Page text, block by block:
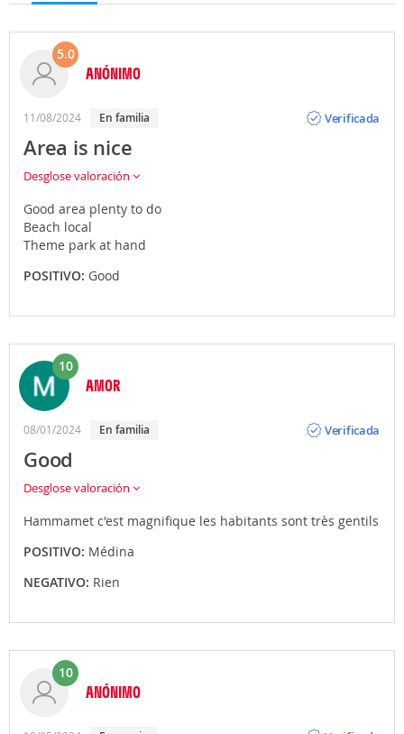
5.0
ANÓNIMO
11/08/2024 En familia
Verificada
Area is nice
Desglose valoración
Good area plenty to do
Beach local
Theme park at hand
POSITIVO: Good
10
AMOR
08/01/2024 En familia
Verificada
Good
Desglose valoración
Hammamet c'est magnifique les habitants sont très gentils
POSITIVO: Médina
NEGATIVO: Rien
10
ANÓNIMO